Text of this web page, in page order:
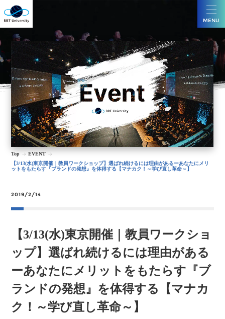
MENU
Top
EVENT
【3/13(水)東京開催｜教員ワークショップ】選ばれ続けるには理由があるーあなたにメリ
ットをもたらす『ブランドの発想』を体得する【マナカク！～学び直し革命～】
2019/2/14
【3/13(水)東京開催｜教員ワークショ
ップ】選ばれ続けるには理由がある
ーあなたにメリットをもたらす『ブ
ランドの発想』を体得する【マナカ
ク！～学び直し革命～】